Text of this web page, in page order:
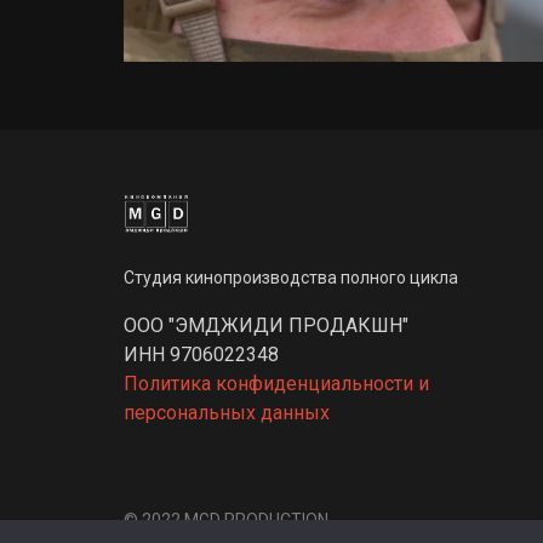
Студия кинопроизводства полного цикла
ООО "ЭМДЖИДИ ПРОДАКШН"
ИНН 9706022348
Политика конфиденциальности и
персональных данных
© 2022 MGD PRODUCTION